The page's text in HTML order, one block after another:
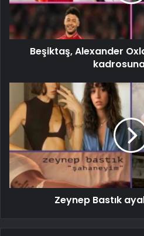
Beşiktaş, Alexander
Zeynep Bastık